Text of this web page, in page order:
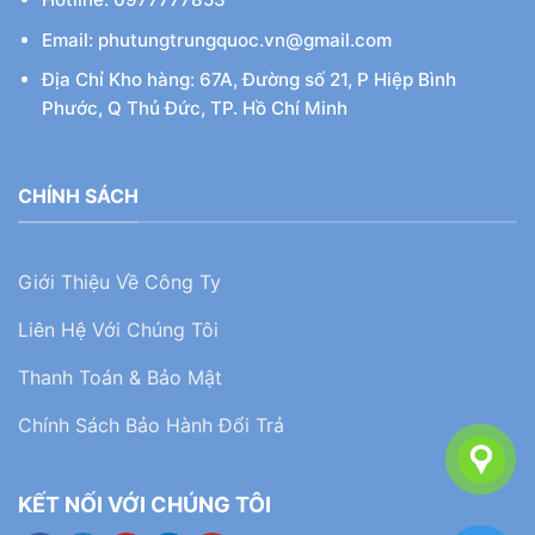
Email: phutungtrungquoc.vn@gmail.com
Địa Chỉ Kho hàng: 67A, Đường số 21, P Hiệp Bình
Phước, Q Thủ Đức, TP. Hồ Chí Minh
CHÍNH SÁCH
Giới Thiệu Về Công Ty
Liên Hệ Với Chúng Tôi
Thanh Toán & Bảo Mật
Chính Sách Bảo Hành Đổi Trả
KẾT NỐI VỚI CHÚNG TÔI